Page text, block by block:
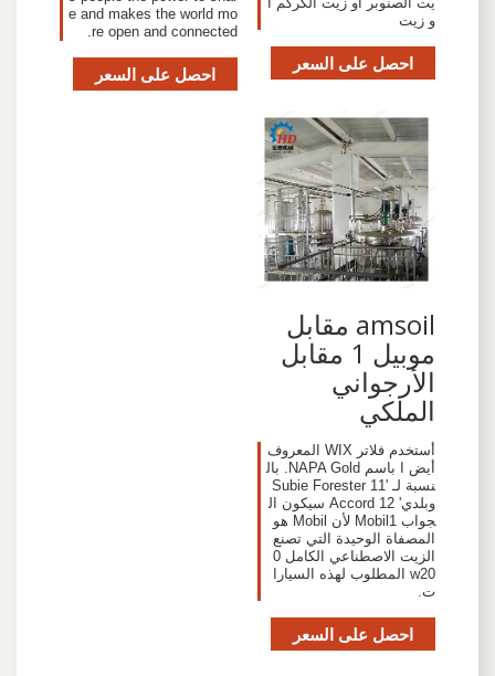
و زيت
احصل على السعر
e and makes the world mo
re open and connected.
احصل على السعر
amsoil مقابل
موبيل 1 مقابل
الأرجواني
الملكي
أستخدم فلاتر WIX المعروف
أيض ا باسم NAPA Gold. بال
نسبة لـ '11 Subie Forester
وبلدي' 12 Accord سيكون ال
جواب Mobil1 لأن Mobil هو
المصفاة الوحيدة التي تصنع
الزيت الاصطناعي الكامل 0
w20 المطلوب لهذه السيارا
ت.
احصل على السعر